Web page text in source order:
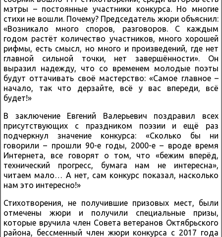
мэтры – постоянные участники конкурса. Но многие
стихи не вошли. Почему? Председатель жюри объяснил:
«Возникало много споров, разговоров. С каждым
годом растёт количество участников, много хорошей
рифмы, есть смысл, но много и произведений, где нет
главной сильной точки, нет завершённости». Он
выразил надежду, что со временем молодые поэты
будут оттачивать своё мастерство: «Самое главное –
начало, так что дерзайте, всё у вас впереди, всё
будет!»
В заключение Евгений Валерьевич поздравил всех
присутствующих с праздником поэзии и ещё раз
подчеркнул значение конкурса: «Сколько бы ни
говорили – прошли 90-е годы, 2000-е – вроде время
Интернета, все говорят о том, что «бежим вперёд,
технический прогресс, бумага нам не интересна»,
читаем мало… А нет, сам конкурс показал, насколько
нам это интересно!»
Стихотворения, не получившие призовых мест, были
отмечены жюри и получили специальные призы,
которые вручила член Совета ветеранов Октябрьского
района, бессменный член жюри конкурса с 2017 года